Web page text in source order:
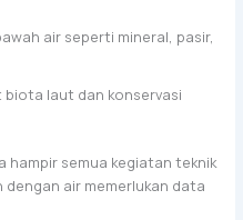
air seperti mineral, pasir,
laut dan konservasi
semua kegiatan teknik
air memerlukan data